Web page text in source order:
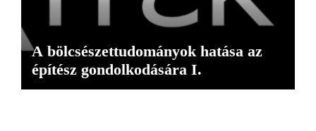
A bölcsészettudományok hatása az
építész gondolkodására I.